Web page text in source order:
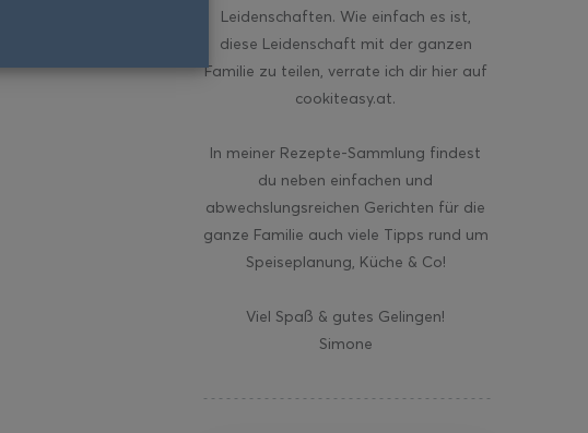
Leidenschaften. Wie einfach es ist,
diese Leidenschaft mit der ganzen
Familie zu teilen, verrate ich dir hier auf
cookiteasy.at.
In meiner Rezepte-Sammlung findest
du neben einfachen und
abwechslungsreichen Gerichten für die
ganze Familie auch viele Tipps rund um
Speiseplanung, Küche & Co!
Viel Spaß & gutes Gelingen!
Simone